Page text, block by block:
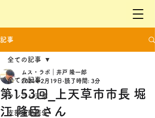
記事
全ての記事
フレフレ天草
支部活動報告
全ての記事
第153回_上天草市市長 堀
江 隆臣さん
ムス・ラボ｜井戸 隆一郎
2024年2月19日 読了時間: 3分